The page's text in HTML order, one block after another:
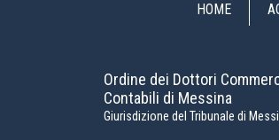
HOME
Ordine dei Dottori
Contabili di Messina
Giurisdizione del Tribunale di